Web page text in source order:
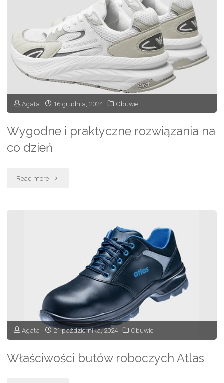
i
bezpieczne
obuwie
robocze"
Agata 16 grudnia, 2024 Obuwie
Wygodne i praktyczne rozwiązania na
co dzień
Read more "Wygodne
dzień"
Agata 21 października, 2024 Obuwie
Właściwości butów roboczych Atlas